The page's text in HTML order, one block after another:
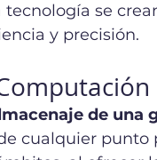
tecnología se
y precisión.
de una
cualquier punto